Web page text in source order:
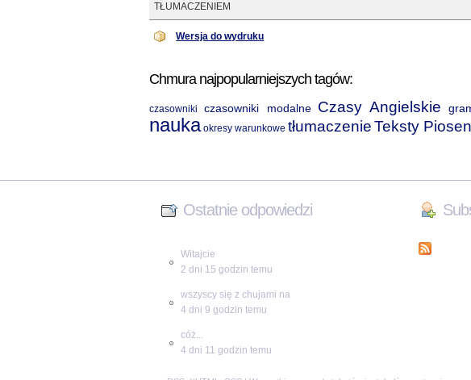
TŁUMACZENIEM
Wersja do wydruku
Chmura najpopularniejszych tagów:
czasowniki czasowniki modalne Czasy Angielskie
nauka okresy warunkowe tłumaczenieTeksty
Ostatnie odpowiedzi
Witajcie
2 dni 15 godzin temu
wszyscy się z chujami na
4 dni 9 godzin temu
cóż...
4 dni 11 godzin temu